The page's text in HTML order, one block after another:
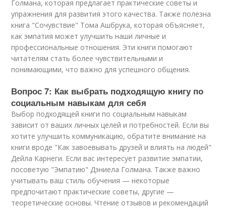
Голмана, которая предлагает практические советы и
упражнения для развития этого качества. Также полезна
книга "Сочувствие" Тома Ашбрука, которая объясняет,
как эмпатия может улучшить наши личные и
профессиональные отношения. Эти книги помогают
читателям стать более чувствительными и
понимающими, что важно для успешного общения.
Вопрос 7: Как выбрать подходящую книгу по
социальным навыкам для себя
Выбор подходящей книги по социальным навыкам
зависит от ваших личных целей и потребностей. Если вы
хотите улучшить коммуникацию, обратите внимание на
книги вроде "Как завоевывать друзей и влиять на людей"
Дейла Карнеги. Если вас интересует развитие эмпатии,
посоветую "Эмпатию" Дэниела Голмана. Также важно
учитывать ваш стиль обучения — некоторые
предпочитают практические советы, другие —
теоретические основы. Чтение отзывов и рекомендаций